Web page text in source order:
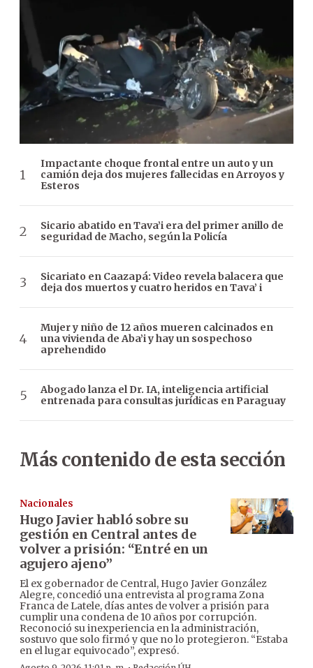
Impactante choque frontal entre un auto y un
camión deja dos mujeres fallecidas en Arroyos y
Esteros
Sicario abatido en Tava’i era del primer anillo de
seguridad de Macho, según la Policía
Sicariato en Caazapá: Video revela balacera que
deja dos muertos y cuatro heridos en Tava’ i
Mujer y niño de 12 años mueren calcinados en
una vivienda de Aba’i y hay un sospechoso
aprehendido
Abogado lanza el Dr. IA, inteligencia artificial
entrenada para consultas jurídicas en Paraguay
Más contenido de esta sección
Nacionales
Hugo Javier habló sobre su
gestión en Central antes de
volver a prisión: “Entré en un
agujero ajeno”
El ex gobernador de Central, Hugo Javier González
Alegre, concedió una entrevista al programa Zona
Franca de Latele, días antes de volver a prisión para
cumplir una condena de 10 años por corrupción.
Reconoció su inexperiencia en la administración,
sostuvo que solo firmó y que no lo protegieron. “Estaba
en el lugar equivocado”, expresó.